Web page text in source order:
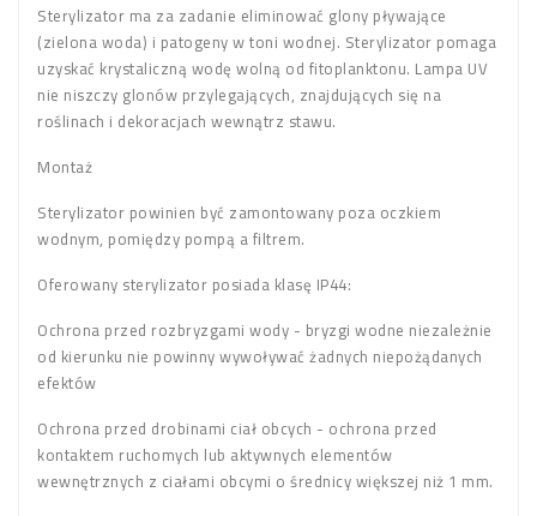
Sterylizator ma za zadanie eliminować glony pływające
(zielona woda) i patogeny w toni wodnej. Sterylizator pomaga
uzyskać krystaliczną wodę wolną od fitoplanktonu. Lampa UV
nie niszczy glonów przylegających, znajdujących się na
roślinach i dekoracjach wewnątrz stawu.
Montaż
Sterylizator powinien być zamontowany poza oczkiem
wodnym, pomiędzy pompą a filtrem.
Oferowany sterylizator posiada klasę IP44:
Ochrona przed rozbryzgami wody - bryzgi wodne niezależnie
od kierunku nie powinny wywoływać żadnych niepożądanych
efektów
Ochrona przed drobinami ciał obcych - ochrona przed
kontaktem ruchomych lub aktywnych elementów
wewnętrznych z ciałami obcymi o średnicy większej niż 1 mm.